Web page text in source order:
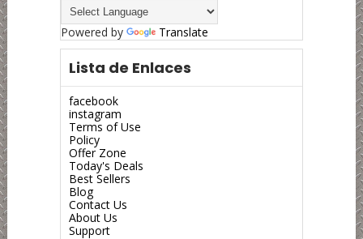
Powered by Translate
Lista de Enlaces
facebook
instagram
Terms of Use
Policy
Offer Zone
Today's Deals
Best Sellers
Blog
Contact Us
About Us
Support